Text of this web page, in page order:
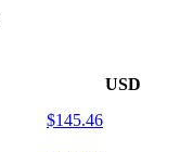
USD
$145.46